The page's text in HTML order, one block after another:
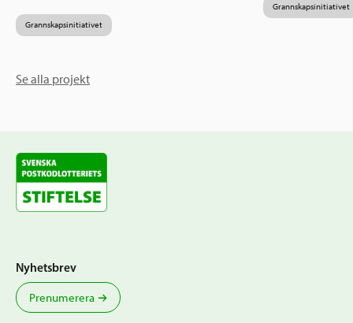
Grannskapsinitiativet
Grannskapsinitiativet
Se alla projekt
Nyhetsbrev
Prenumerera